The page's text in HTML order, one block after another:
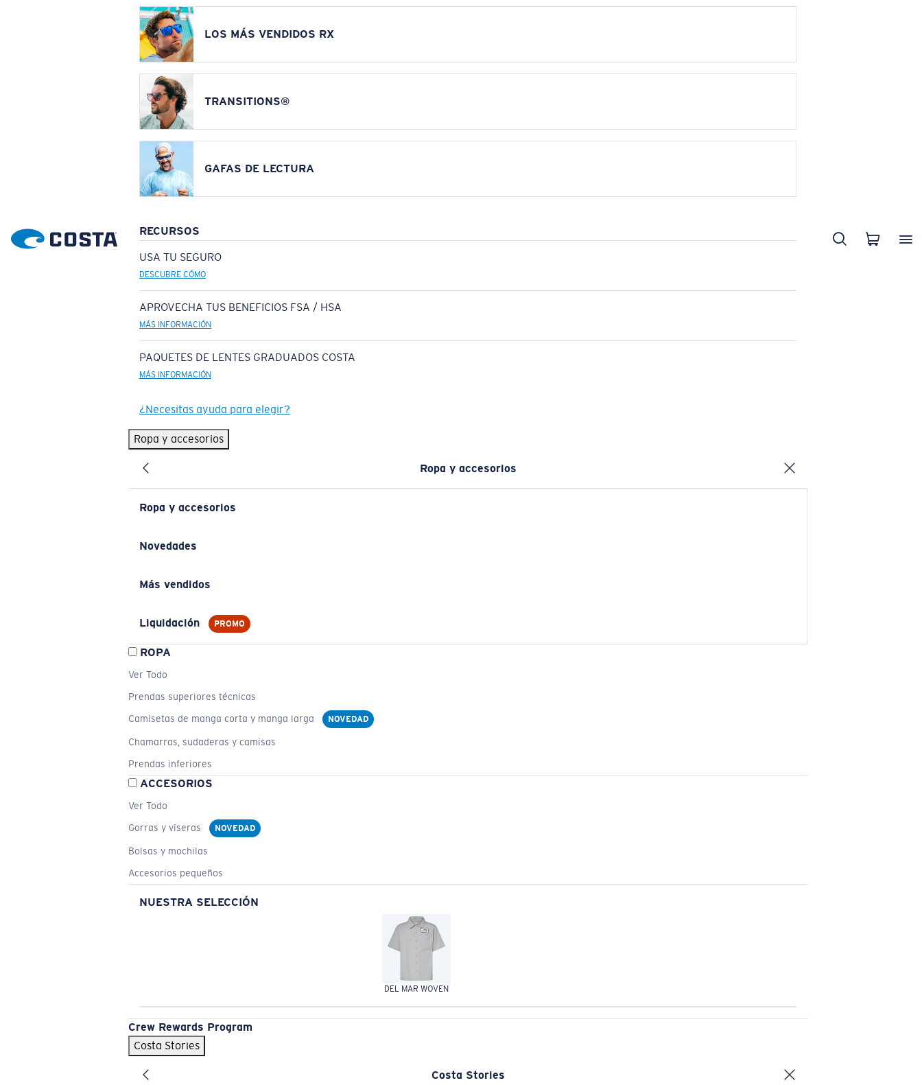
LOS MÁS VENDIDOS RX
TRANSITIONS®
GAFAS DE LECTURA
RECURSOS
USA TU SEGURO
DESCUBRE CÓMO
APROVECHA TUS BENEFICIOS FSA / HSA
MÁS INFORMACIÓN
PAQUETES DE LENTES GRADUADOS COSTA
MÁS INFORMACIÓN
¿Necesitas ayuda para elegir?
Ropa y accesorios
Ropa y accesorios
Ropa y accesorios
Novedades
Más vendidos
Liquidación PROMO
ROPA
Ver Todo
Prendas superiores técnicas
Camisetas de manga corta y manga larga
NOVEDAD
Chamarras, sudaderas y camisas
Prendas inferiores
ACCESORIOS
Ver Todo
Gorras y viseras
NOVEDAD
Bolsas y mochilas
Accesorios pequeños
NUESTRA SELECCIÓN
DEL MAR WOVEN
Crew Rewards Program
Costa Stories
Costa Stories